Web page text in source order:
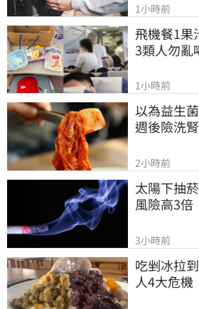
1小時前
飛機餐1果
3類人勿亂
1小時前
以為益生
週後險洗腎
2小時前
太陽下抽
風險高3倍
3小時前
吃剉冰拉
人4大危機